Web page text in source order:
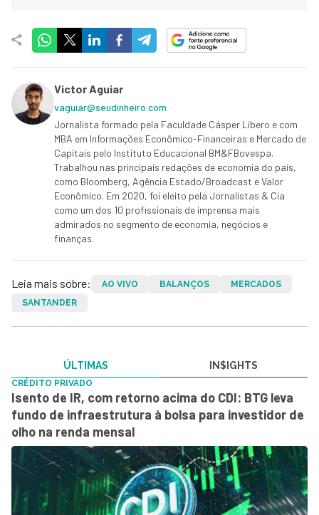
Victor Aguiar
vaguiar@seudinheiro.com
Jornalista formado pela Faculdade Cásper Líbero e com
MBA em Informações Econômico-Financeiras e Mercado de
Capitais pelo Instituto Educacional BM&FBovespa.
Trabalhou nas principais redações de economia do país,
como Bloomberg, Agência Estado/Broadcast e Valor
Econômico. Em 2020, foi eleito pela Jornalistas & Cia
como um dos 10 profissionais de imprensa mais
admirados no segmento de economia, negócios e
finanças.
Leia mais sobre: AO VIVO BALANÇOS
MERCADOS
SANTANDER
ÚLTIMAS IN$IGHTS
CRÉDITO PRIVADO
Isento de IR, com retorno acima do CDI: BTG leva
fundo de infraestrutura à bolsa para investidor de
olho na renda mensal